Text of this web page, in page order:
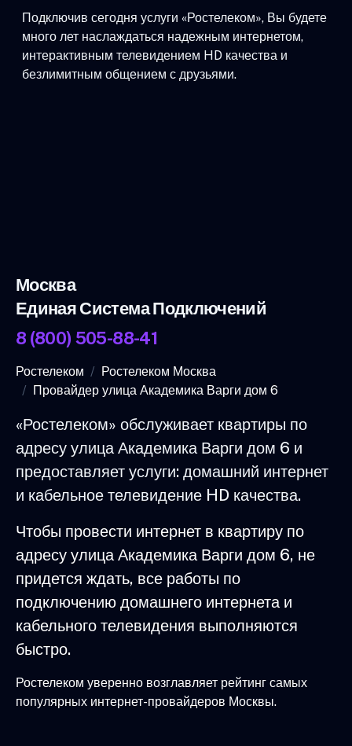
Подключив сегодня услуги «Ростелеком», Вы будете
много лет наслаждаться надежным интернетом,
интерактивным телевидением HD качества и
безлимитным общением с друзьями.
Москва
Единая Система Подключений
8 (800) 505-88-41
Ростелеком
Ростелеком Москва
Провайдер улица Академика Варги дом 6
«Ростелеком» обслуживает квартиры по
адресу улица Академика Варги дом 6 и
предоставляет услуги: домашний интернет
и кабельное телевидение HD качества.
Чтобы провести интернет в квартиру по
адресу улица Академика Варги дом 6, не
придется ждать, все работы по
подключению домашнего интернета и
кабельного телевидения выполняются
быстро.
Ростелеком уверенно возглавляет рейтинг самых
популярных интернет-провайдеров Москвы.